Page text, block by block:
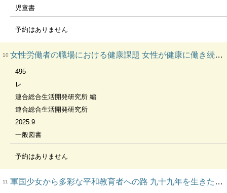
児童書
予約はありません
10 女性労働者の職場における健康課題 女性が健康に働き続けるための環境整備に関する調査研究報告書 連合総研調査研究報告書 2025年第4号
495
レ
連合総合生活開発研究所 編
連合総合生活開発研究所
2025.9
一般図書
予約はありません
11 軍国少女から多彩な平和教育者への路 九十九年を生きた米田先生/ヨネブー/粷谷先生/一寿先生の物語